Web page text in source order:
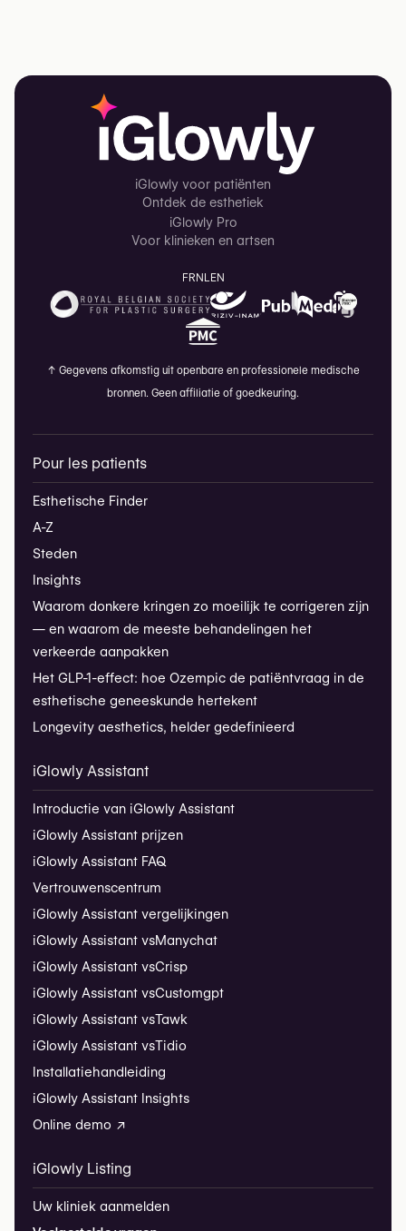
iGlowly voor patiënten
Ontdek de esthetiek
iGlowly Pro
Voor klinieken en artsen
FRNLEN
↑ Gegevens afkomstig uit openbare en professionele medische
bronnen. Geen affiliatie of goedkeuring.
Pour les patients
Esthetische Finder
A-Z
Steden
Insights
Waarom donkere kringen zo moeilijk te corrigeren zijn
— en waarom de meeste behandelingen het
verkeerde aanpakken
Het GLP-1-effect: hoe Ozempic de patiëntvraag in de
esthetische geneeskunde hertekent
Longevity aesthetics, helder gedefinieerd
iGlowly Assistant
Introductie van iGlowly Assistant
iGlowly Assistant prijzen
iGlowly Assistant FAQ
Vertrouwenscentrum
iGlowly Assistant vergelijkingen
iGlowly Assistant vsManychat
iGlowly Assistant vsCrisp
iGlowly Assistant vsCustomgpt
iGlowly Assistant vsTawk
iGlowly Assistant vsTidio
Installatiehandleiding
iGlowly Assistant Insights
Online demo ↗
iGlowly Listing
Uw kliniek aanmelden